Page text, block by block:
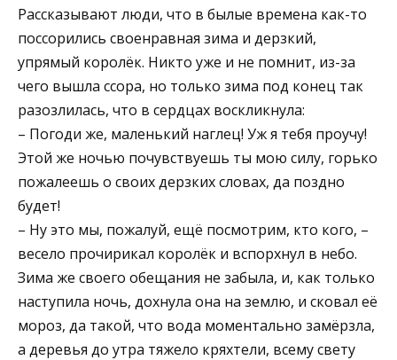
Рассказывают люди, что в былые времена как-то
поссорились своенравная зима и дерзкий,
упрямый королёк. Никто уже и не помнит, из-за
чего вышла ссора, но только зима под конец так
разозлилась, что в сердцах воскликнула:
– Погоди же, маленький наглец! Уж я тебя проучу!
Этой же ночью почувствуешь ты мою силу, горько
пожалеешь о своих дерзких словах, да поздно
будет!
– Ну это мы, пожалуй, ещё посмотрим, кто кого, –
весело прочирикал королёк и вспорхнул в небо.
Зима же своего обещания не забыла, и, как только
наступила ночь, дохнула она на землю, и сковал её
мороз, да такой, что вода моментально замёрзла,
а деревья до утра тяжело кряхтели, всему свету